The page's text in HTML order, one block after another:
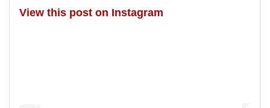
View this post on Instagram